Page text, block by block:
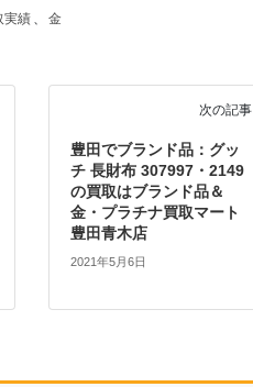
実績 金
次の記事
豊田でブランド品：グッ
チ 長財布 307997・2149
の買取はブランド品＆
金・プラチナ買取マート
豊田青木店
2021年5月6日